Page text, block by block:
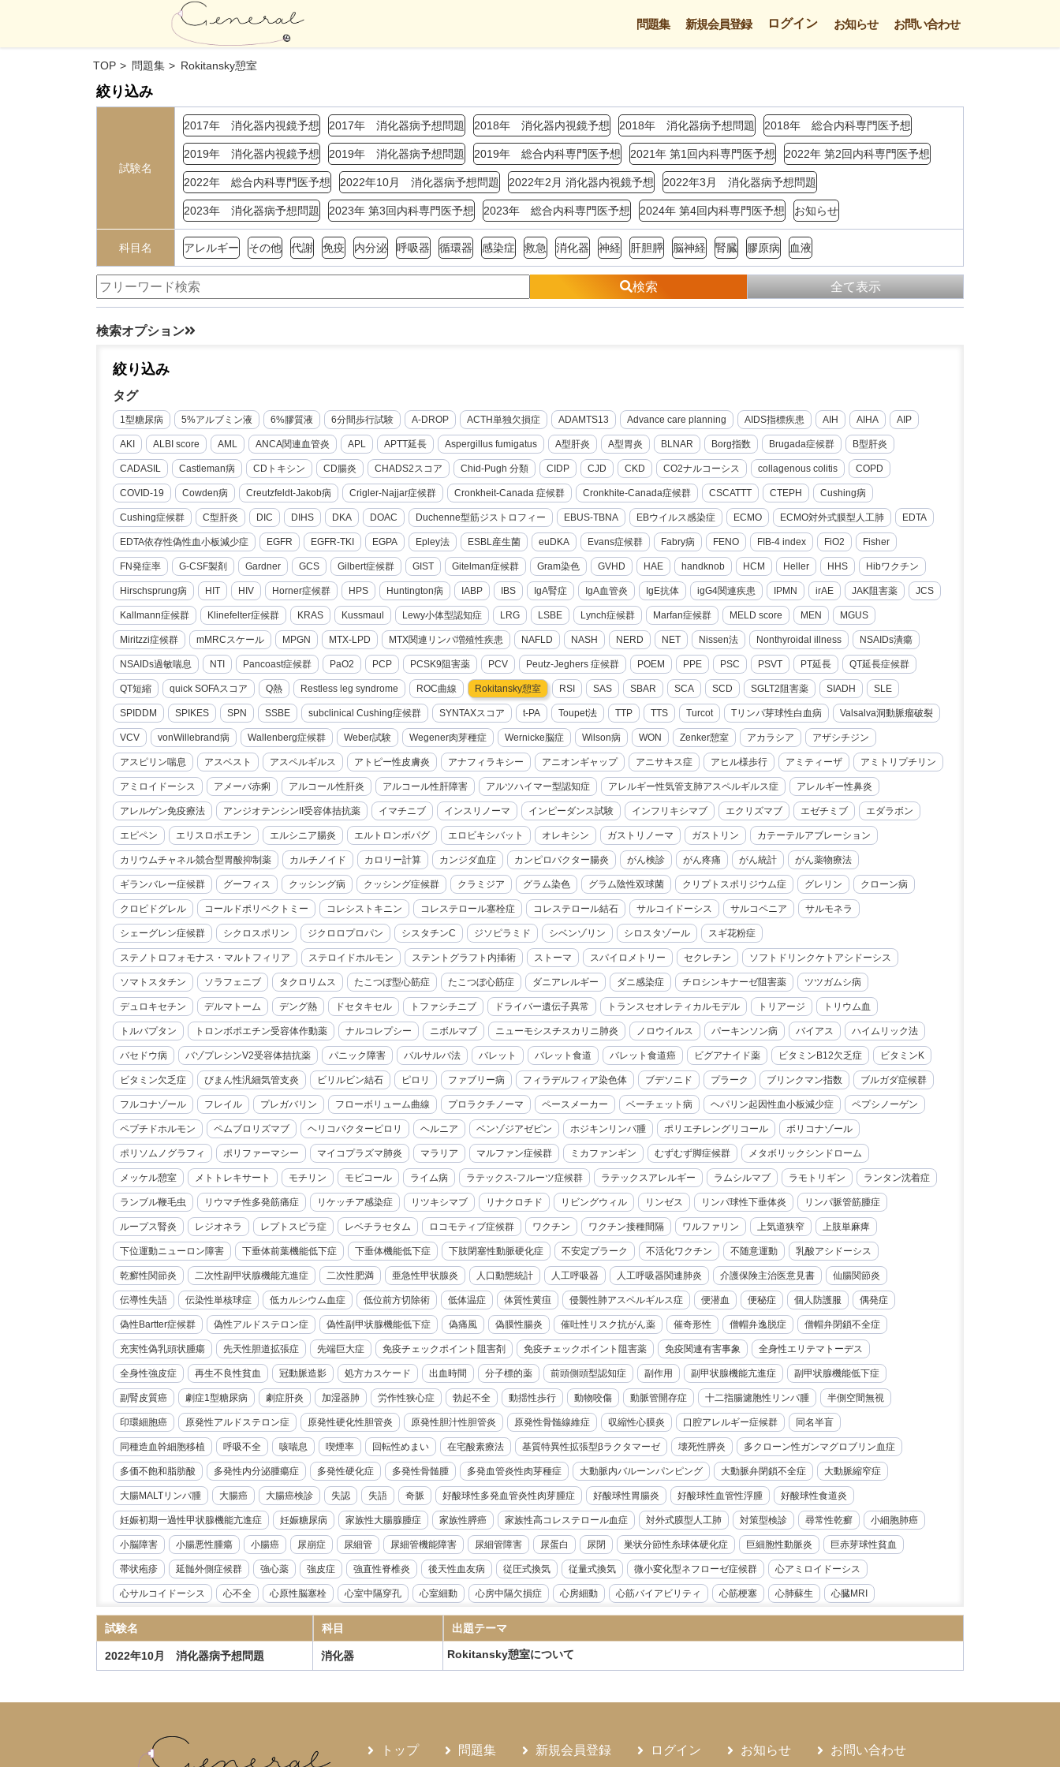
問題集 新規会員登録 ログイン お知らせ お問い合わせ
TOP 問題集 Rokitansky憩室
絞り込み
試験名
2017年 消化器内視鏡予想 2017年 消化器病予想問題 2018年 消化器内視鏡予想 2018年 消化器病予想問題 2018年 総合内科専門医予想
2019年 消化器内視鏡予想 2019年 消化器病予想問題 2019年 総合内科専門医予想 2021年 第1回内科専門医予想 2022年 第2回内科専門医予想
2022年 総合内科専門医予想 2022年10月 消化器病予想問題 2022年2月 消化器内視鏡予想 2022年3月 消化器病予想問題
2023年 消化器病予想問題 2023年 第3回内科専門医予想 2023年 総合内科専門医予想 2024年 第4回内科専門医予想 お知らせ
科目名 アレルギー その他 代謝 免疫 内分泌 呼吸器 循環器 感染症 救急 消化器 神経 肝胆膵 脳神経 腎臓 膠原病 血液
検索 全て表示
検索オプション
絞り込み
タグ
1型糖尿病 5%アルブミン液 6%膠質液 6分間歩行試験 A-DROP ACTH単独欠損症 ADAMTS13 Advance care planning AIDS指標疾患 AIH AIHA AIP
AKI ALBI score AML ANCA関連血管炎 APL APTT延長 Aspergillus fumigatus A型肝炎 A型胃炎 BLNAR Borg指数 Brugada症候群 B型肝炎
CADASIL Castleman病 CDトキシン CD腸炎 CHADS2スコア Chid-Pugh 分類 CIDP CJD CKD CO2ナルコーシス collagenous colitis COPD
COVID-19 Cowden病 Creutzfeldt-Jakob病 Crigler-Najjar症候群 Cronkheit-Canada 症候群 Cronkhite-Canada症候群 CSCATTT CTEPH Cushing病
Cushing症候群 C型肝炎 DIC DIHS DKA DOAC Duchenne型筋ジストロフィー EBUS-TBNA EBウイルス感染症 ECMO ECMO対外式膜型人工肺 EDTA
EDTA依存性偽性血小板減少症 EGFR EGFR-TKI EGPA Epley法 ESBL産生菌 euDKA Evans症候群 Fabry病 FENO FIB-4 index FiO2 Fisher
FN発症率 G-CSF製剤 Gardner GCS Gilbert症候群 GIST Gitelman症候群 Gram染色 GVHD HAE handknob HCM Heller HHS Hibワクチン
Hirschsprung病 HIT HIV Horner症候群 HPS Huntington病 IABP IBS IgA腎症 IgA血管炎 IgE抗体 igG4関連疾患 IPMN irAE JAK阻害薬 JCS
Kallmann症候群 Klinefelter症候群 KRAS Kussmaul Lewy小体型認知症 LRG LSBE Lynch症候群 Marfan症候群 MELD score MEN MGUS
Miritzzi症候群 mMRCスケール MPGN MTX-LPD MTX関連リンパ増殖性疾患 NAFLD NASH NERD NET Nissen法 Nonthyroidal illness NSAIDs潰瘍
NSAIDs過敏喘息 NTI Pancoast症候群 PaO2 PCP PCSK9阻害薬 PCV Peutz-Jeghers 症候群 POEM PPE PSC PSVT PT延長 QT延長症候群
QT短縮 quick SOFAスコア Q熱 Restless leg syndrome ROC曲線 Rokitansky憩室 RSI SAS SBAR SCA SCD SGLT2阻害薬 SIADH SLE
SPIDDM SPIKES SPN SSBE subclinical Cushing症候群 SYNTAXスコア t-PA Toupet法 TTP TTS Turcot Tリンパ芽球性白血病 Valsalva洞動脈瘤破裂
VCV vonWillebrand病 Wallenberg症候群 Weber試験 Wegener肉芽種症 Wernicke脳症 Wilson病 WON Zenker憩室 アカラシア アザシチジン
アスピリン喘息 アスベスト アスペルギルス アトピー性皮膚炎 アナフィラキシー アニオンギャップ アニサキス症 アヒル様歩行 アミティーザ アミトリプチリン
アミロイドーシス アメーバ赤痢 アルコール性肝炎 アルコール性肝障害 アルツハイマー型認知症 アレルギー性気管支肺アスペルギルス症 アレルギー性鼻炎
アレルゲン免疫療法 アンジオテンシンII受容体拮抗薬 イマチニブ インスリノーマ インピーダンス試験 インフリキシマブ エクリズマブ エゼチミブ エダラボン
エピペン エリスロポエチン エルシニア腸炎 エルトロンボパグ エロビキシバット オレキシン ガストリノーマ ガストリン カテーテルアブレーション
カリウムチャネル競合型胃酸抑制薬 カルチノイド カロリー計算 カンジダ血症 カンピロバクター腸炎 がん検診 がん疼痛 がん統計 がん薬物療法
ギランバレー症候群 グーフィス クッシング病 クッシング症候群 クラミジア グラム染色 グラム陰性双球菌 クリプトスポリジウム症 グレリン クローン病
クロピドグレル コールドポリペクトミー コレシストキニン コレステロール塞栓症 コレステロール結石 サルコイドーシス サルコペニア サルモネラ
シェーグレン症候群 シクロスポリン ジクロロプロパン シスタチンC ジソピラミド シベンゾリン シロスタゾール スギ花粉症
ステノトロフォモナス・マルトフィリア ステロイドホルモン ステントグラフト内挿術 ストーマ スパイロメトリー セクレチン ソフトドリンクケトアシドーシス
ソマトスタチン ソラフェニブ タクロリムス たこつぼ型心筋症 たこつぼ心筋症 ダニアレルギー ダニ感染症 チロシンキナーゼ阻害薬 ツツガムシ病
デュロキセチン デルマトーム デング熱 ドセタキセル トファシチニブ ドライバー遺伝子異常 トランスセオレティカルモデル トリアージ トリウム血
トルバプタン トロンボポエチン受容体作動薬 ナルコレプシー ニボルマブ ニューモシスチスカリニ肺炎 ノロウイルス パーキンソン病 バイアス ハイムリック法
バセドウ病 バゾプレシンV2受容体拮抗薬 パニック障害 バルサルバ法 バレット バレット食道 バレット食道癌 ビグアナイド薬 ビタミンB12欠乏症 ビタミンK
ビタミン欠乏症 びまん性汎細気管支炎 ビリルビン結石 ピロリ ファブリー病 フィラデルフィア染色体 ブデソニド プラーク ブリンクマン指数 ブルガダ症候群
フルコナゾール フレイル プレガバリン フローボリューム曲線 プロラクチノーマ ペースメーカー ベーチェット病 ヘパリン起因性血小板減少症 ペプシノーゲン
ペプチドホルモン ペムブロリズマブ ヘリコバクターピロリ ヘルニア ベンゾジアゼピン ホジキンリンパ腫 ポリエチレングリコール ボリコナゾール
ポリソムノグラフィ ポリファーマシー マイコプラズマ肺炎 マラリア マルファン症候群 ミカファンギン むずむず脚症候群 メタボリックシンドローム
メッケル憩室 メトトレキサート モチリン モビコール ライム病 ラテックス-フルーツ症候群 ラテックスアレルギー ラムシルマブ ラモトリギン ランタン沈着症
ランブル鞭毛虫 リウマチ性多発筋痛症 リケッチア感染症 リツキシマブ リナクロチド リビングウィル リンゼス リンパ球性下垂体炎 リンパ脈管筋腫症
ループス腎炎 レジオネラ レプトスピラ症 レベチラセタム ロコモティブ症候群 ワクチン ワクチン接種間隔 ワルファリン 上気道狭窄 上肢単麻痺
下位運動ニューロン障害 下垂体前葉機能低下症 下垂体機能低下症 下肢閉塞性動脈硬化症 不安定プラーク 不活化ワクチン 不随意運動 乳酸アシドーシス
乾癬性関節炎 二次性副甲状腺機能亢進症 二次性肥満 亜急性甲状腺炎 人口動態統計 人工呼吸器 人工呼吸器関連肺炎 介護保険主治医意見書 仙腸関節炎
伝導性失語 伝染性単核球症 低カルシウム血症 低位前方切除術 低体温症 体質性黄疸 侵襲性肺アスペルギルス症 便潜血 便秘症 個人防護服 偶発症
偽性Bartter症候群 偽性アルドステロン症 偽性副甲状腺機能低下症 偽痛風 偽膜性腸炎 催吐性リスク抗がん薬 催奇形性 僧帽弁逸脱症 僧帽弁閉鎖不全症
充実性偽乳頭状腫瘍 先天性胆道拡張症 先端巨大症 免疫チェックポイント阻害剤 免疫チェックポイント阻害薬 免疫関連有害事象 全身性エリテマトーデス
全身性強皮症 再生不良性貧血 冠動脈造影 処方カスケード 出血時間 分子標的薬 前頭側頭型認知症 副作用 副甲状腺機能亢進症 副甲状腺機能低下症
副腎皮質癌 劇症1型糖尿病 劇症肝炎 加湿器肺 労作性狭心症 勃起不全 動揺性歩行 動物咬傷 動脈管開存症 十二指腸濾胞性リンパ腫 半側空間無視
印環細胞癌 原発性アルドステロン症 原発性硬化性胆管炎 原発性胆汁性胆管炎 原発性骨髄線維症 収縮性心膜炎 口腔アレルギー症候群​​ 同名半盲
同種造血幹細胞移植 呼吸不全 咳喘息 喫煙率 回転性めまい 在宅酸素療法 基質特異性拡張型βラクタマーゼ 壊死性膵炎 多クローン性ガンマグロブリン血症
多価不飽和脂肪酸 多発性内分泌腫瘍症 多発性硬化症 多発性骨髄腫 多発血管炎性肉芽種症 大動脈内バルーンパンピング 大動脈弁閉鎖不全症 大動脈縮窄症
大腸MALTリンパ腫 大腸癌 大腸癌検診 失認 失語 奇脈 好酸球性多発血管炎性肉芽腫症 好酸球性胃腸炎 好酸球性血管性浮腫 好酸球性食道炎
妊娠初期一過性甲状腺機能亢進症 妊娠糖尿病 家族性大腸腺腫症 家族性膵癌 家族性高コレステロール血症 対外式膜型人工肺 対策型検診 尋常性乾癬 小細胞肺癌
小脳障害 小腸悪性腫瘍 小腸癌 尿崩症 尿細管 尿細管機能障害 尿細管障害 尿蛋白 尿閉 巣状分節性糸球体硬化症 巨細胞性動脈炎 巨赤芽球性貧血
帯状疱疹 延髄外側症候群 強心薬 強皮症 強直性脊椎炎 後天性血友病 従圧式換気 従量式換気 微小変化型ネフローゼ症候群 心アミロイドーシス
心サルコイドーシス 心不全 心原性脳塞栓 心室中隔穿孔 心室細動 心房中隔欠損症 心房細動 心筋バイアビリティ 心筋梗塞 心肺蘇生 心臓MRI
心臓リハビリテーション 心臓冠動脈CT 心臓超音波検査 急性リンパ性白血病 急性上腸管脈動脈閉塞症 急性前立腺炎 急性前骨髄性白血病 急性大動脈解離
急性好酸球性肺炎 急性心筋炎 急性心膜炎 急性溶血性輸血副作用 急性肝不全 急性胆嚢炎 急性胆管炎 急性腎盂腎炎 急性腎障害 急性膵炎 急性虫垂炎
抗IL-6受容体抗体
指定難病 播種性帯状疱疹 播種性血管内凝固症候群
試験名 科目 出題テーマ
2022年10月 消化器病予想問題 消化器 Rokitansky憩室について
トップ 問題集 新規会員登録 ログイン お知らせ お問い合わせ